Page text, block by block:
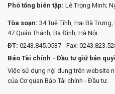
Phó tổng biên tập: Lê Trọng Minh;
Tòa soạn: 34 Tuệ Tĩnh, Hai Bà Trưng,
47 Quán Thánh, Ba Đình, Hà Nội
ĐT: 0243.845.0537 - Fax:
Báo Tài chính - Đầu tư giữ bản
Việc sử dụng nội dung trên website
của Cơ quan Báo Tài chính - Đầu tư.